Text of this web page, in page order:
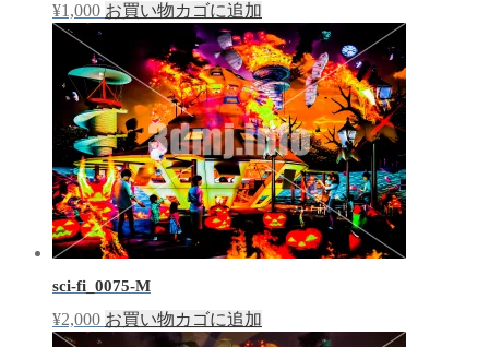
¥1,000 お買い物カゴに追加
sci-fi_0075-M
¥2,000 お買い物カゴに追加